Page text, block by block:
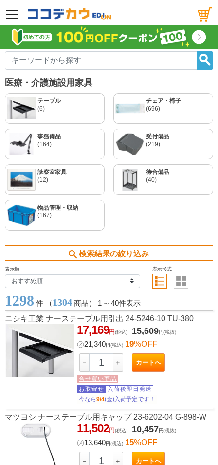
メニュー
医療・介護施設用家具
テーブル
(6)
チェア・椅子
(696)
事務備品
(164)
受付備品
(219)
診察室家具
(12)
待合備品
(40)
物品管理・収納
(167)
search 検索結果の絞り込み
表示順 表示形式
1298 件 （1304 商品） 1 ～ 40件表示
ニシキ工業 ナーステーブル用引出 24-5246-10 TU-380
17,169円(税込) 15,609円(税抜)
㋱21,340円(税込) 19%OFF
－ ＋ カートへ
合せ買い商品
お取寄せ
入荷後即日発送
今なら9/4(金)入荷予定です！
マツヨシ ナーステーブル用キャップ 23-6202-04 G-898-W
11,502円(税込) 10,457円(税抜)
㋱13,640円(税込) 15%OFF
－ ＋ カートへ